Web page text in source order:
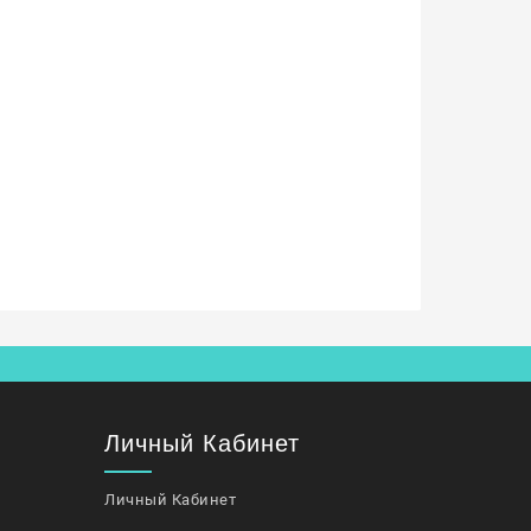
Личный Кабинет
Личный Кабинет